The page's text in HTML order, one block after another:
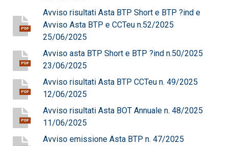
PDF
Avviso risultati Asta BTP Short e BTP ?ind e
Avviso Asta BTP e CCTeu n.52/2025
25/06/2025
PDF
Avviso asta BTP Short e BTP ?ind n.50/2025
23/06/2025
PDF
Avviso risultati Asta BTP CCTeu n. 49/2025
12/06/2025
PDF
Avviso risultati Asta BOT Annuale n. 48/2025
11/06/2025
Avviso emissione Asta BTP n. 47/2025